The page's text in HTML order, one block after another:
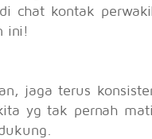
chat kontak
ini!
jaga terus
yg tak pernah